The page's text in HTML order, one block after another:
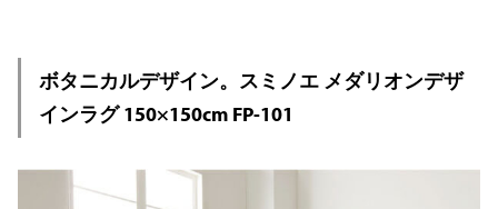
ボタニカルデザイン。スミノエ メダリオンデザ
インラグ 150×150cm FP-101